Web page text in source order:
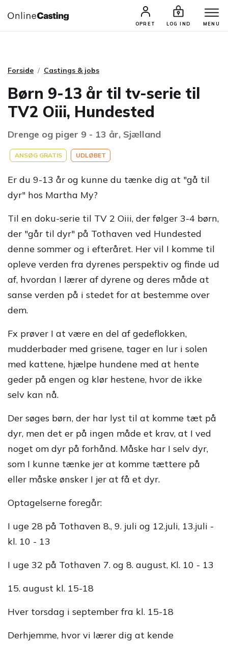
OPRET LOG IND MENU
CASTINGS & JOBS SØG PROFIL
Forside Castings & jobs
Børn 9-13 år til tv-serie til
TV2 Oiii, Hundested
Drenge og piger 9 - 13 år, Sjælland
ANSØG GRATIS UDLØBET
Er du 9-13 år og kunne du tænke dig at "gå til
dyr" hos Martha My?
Til en doku-serie til TV 2 Oiii, der følger 3-4 børn,
der "går til dyr" på Tothaven ved Hundested
denne sommer og i efteråret. Her vil I komme til
opleve verden fra dyrenes perspektiv og finde ud
af, hvordan I lærer af dyrene og deres måde at
sanse verden på i stedet for at bestemme over
dem.
Fx prøver I at være en del af gedeflokken,
mudderbader med grisene, tager en lur i solen
med kattene, hjælpe hundene med at hente
geder på engen og klør hestene, hvor de ikke
selv kan nå.
Der søges børn, der har lyst til at komme tæt på
dyr, men det er på ingen måde et krav, at I ved
noget om dyr på forhånd. Måske har I selv dyr,
som I kunne tænke jer at komme tættere på
eller måske ønsker I jer at få et dyr.
Optagelserne foregår:
I uge 28 på Tothaven 8., 9. juli og 12.juli, 13.juli -
kl. 10 - 13
I uge 32 på Tothaven 7. og 8. august, Kl. 10 - 13
15. august kl. 15-18
Hver torsdag i september fra kl. 15-18
Derhjemme, hvor vi lærer dig at kende